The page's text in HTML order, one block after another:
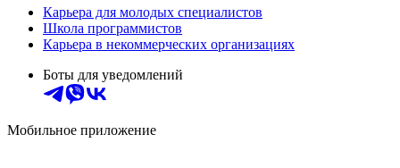
Карьера для молодых специалистов
Школа программистов
Карьера в некоммерческих организациях
Боты для уведомлений
Мобильное приложение